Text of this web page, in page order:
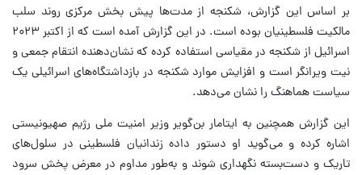
بر اساس این گزارش، شکنجه از مدت‌ها پیش بخش مرکزی روند سلب
مالکیت فلسطینیان بوده است. در این گزارش آمده است که از اکتبر ۲۰۲۳
اسرائیل از شکنجه در مقیاسی استفاده کرده که نشان‌دهنده انتقام جمعی و
نیت ویرانگر است و افزایش موارد شکنجه در بازداشتگاه‌های اسرائیلی یک
سیاست هماهنگ را نشان می‌دهد.
این گزارش همچنین به ایتامار بن‌گویر وزیر امنیت ملی رژیم صهیونیستی
اشاره کرده و می‌گوید او دستور داده زندانیان فلسطینی در سلول‌های
تاریک و دست‌بسته نگهداری شوند و به‌طور مداوم در معرض پخش سرود